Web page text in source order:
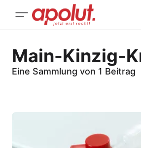
Main-Kinzig-
Eine Sammlung von 1 Beitrag